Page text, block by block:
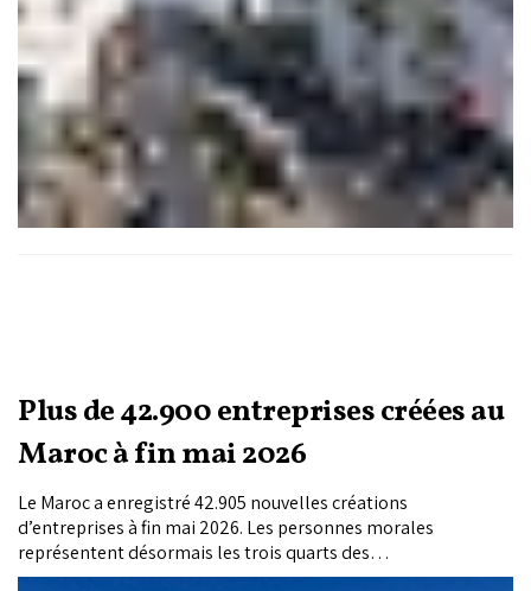
Plus de 42.900 entreprises créées au
Maroc à fin mai 2026
Le Maroc a enregistré 42.905 nouvelles créations
d’entreprises à fin mai 2026. Les personnes morales
représentent désormais les trois quarts des
immatriculations. Les créations restent largement